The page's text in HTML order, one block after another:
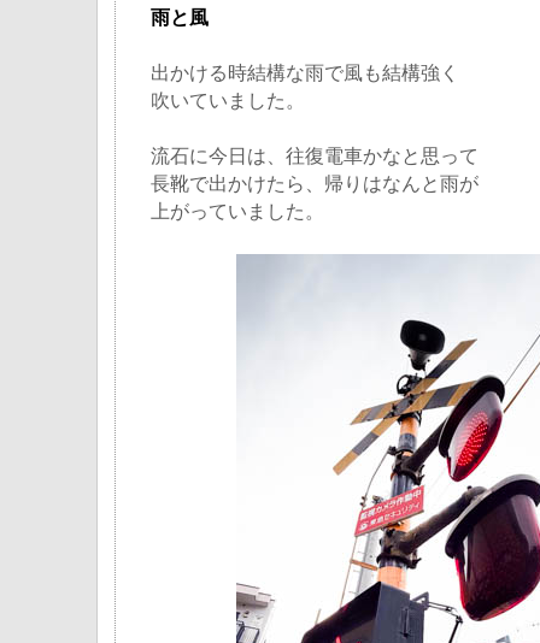
雨と風
出かける時結構な雨で風も結構強く
吹いていました。
流石に今日は、往復電車かなと思って
長靴で出かけたら、帰りはなんと雨が
上がっていました。